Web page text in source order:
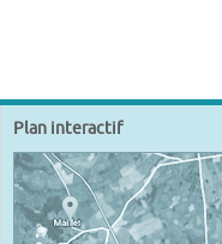
Plan interactif